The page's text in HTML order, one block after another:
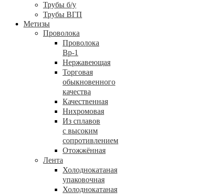
Трубы б/у
Трубы ВГП
Метизы
Проволока
Проволока
Вр-1
Нержавеющая
Торговая
обыкновенного
качества
Качественная
Нихромовая
Из сплавов
с высоким
сопротивлением
Отожжённая
Лента
Холоднокатаная
упаковочная
Холоднокатаная